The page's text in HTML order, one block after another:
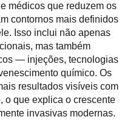
médicos que reduzem os
contornos mais definidos
Isso inclui não apenas
mas também
— injeções, tecnologias
químico. Os
resultados visíveis com
o que explica o crescente
invasivas modernas.